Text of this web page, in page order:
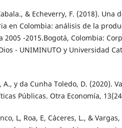
& Echeverry, F. (2018). Una
en Colombia: análisis de la
2005 -2015.Bogotá, Colombia:
- UNIMINUTO y Universidad
A., y da Cunha Toledo, D. (2020).
Públicas. Otra Economía,
L, Roa, E, Cáceres, L., & Vargas,